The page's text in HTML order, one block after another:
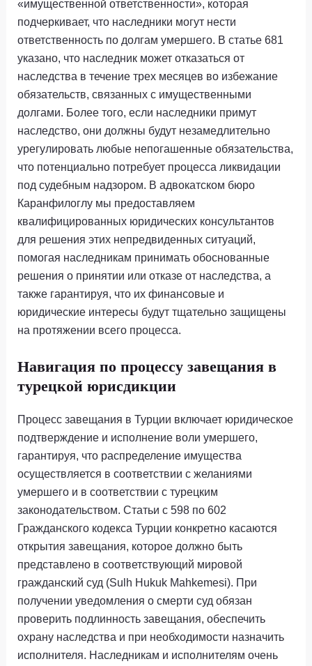
«имущественной ответственности», которая
подчеркивает, что наследники могут нести
ответственность по долгам умершего. В статье 681
указано, что наследник может отказаться от
наследства в течение трех месяцев во избежание
обязательств, связанных с имущественными
долгами. Более того, если наследники примут
наследство, они должны будут незамедлительно
урегулировать любые непогашенные обязательства,
что потенциально потребует процесса ликвидации
под судебным надзором. В адвокатском бюро
Каранфилоглу мы предоставляем
квалифицированных юридических консультантов
для решения этих непредвиденных ситуаций,
помогая наследникам принимать обоснованные
решения о принятии или отказе от наследства, а
также гарантируя, что их финансовые и
юридические интересы будут тщательно защищены
на протяжении всего процесса.
Навигация по процессу завещания в
турецкой юрисдикции
Процесс завещания в Турции включает юридическое
подтверждение и исполнение воли умершего,
гарантируя, что распределение имущества
осуществляется в соответствии с желаниями
умершего и в соответствии с турецким
законодательством. Статьи с 598 по 602
Гражданского кодекса Турции конкретно касаются
открытия завещания, которое должно быть
представлено в соответствующий мировой
гражданский суд (Sulh Hukuk Mahkemesi). При
получении уведомления о смерти суд обязан
проверить подлинность завещания, обеспечить
охрану наследства и при необходимости назначить
исполнителя. Наследникам и исполнителям очень